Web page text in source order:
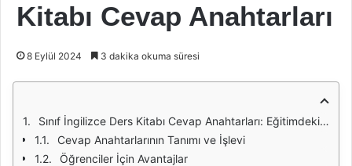
Kitabı Cevap Anahtarları
8 Eylül 2024 3 dakika okuma süresi
Sınıf İngilizce Ders Kitabı Cevap Anahtarları: Eğitimdeki Rolü ve Önemi
Cevap Anahtarlarının Tanımı ve İşlevi
Öğrenciler İçin Avantajlar